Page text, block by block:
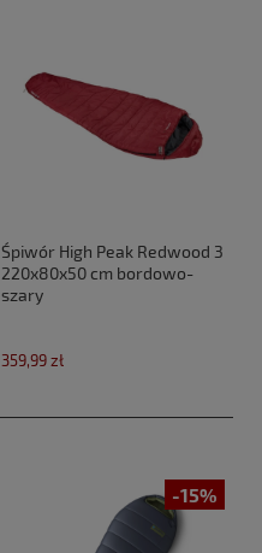
Śpiwór High Peak Redwood 3
220x80x50 cm bordowo-
szary
359,99 zł
-15%